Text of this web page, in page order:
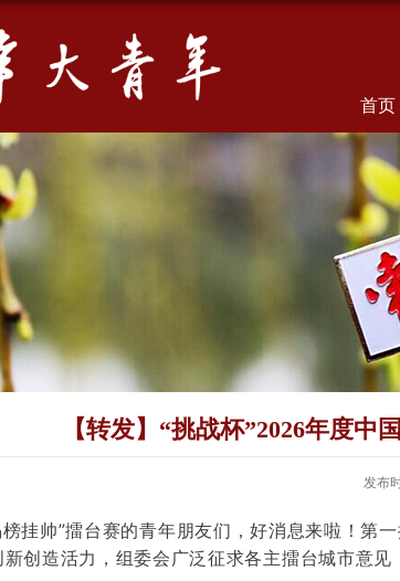
首页
【转发】“挑战杯”2026年度
发布
榜挂帅”擂台赛的青年朋友们，好消息来啦！
创造活力，组委会广泛征求各主擂台城市意